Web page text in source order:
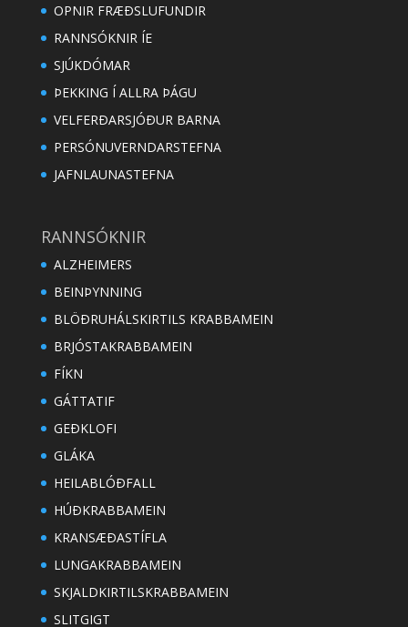
OPNIR FRÆÐSLUFUNDIR
RANNSÓKNIR ÍE
SJÚKDÓMAR
ÞEKKING Í ALLRA ÞÁGU
VELFERÐARSJÓÐUR BARNA
PERSÓNUVERNDARSTEFNA
JAFNLAUNASTEFNA
RANNSÓKNIR
ALZHEIMERS
BEINÞYNNING
BLÖÐRUHÁLSKIRTILS KRABBAMEIN
BRJÓSTAKRABBAMEIN
FÍKN
GÁTTATIF
GEÐKLOFI
GLÁKA
HEILABLÓÐFALL
HÚÐKRABBAMEIN
KRANSÆÐASTÍFLA
LUNGAKRABBAMEIN
SKJALDKIRTILSKRABBAMEIN
SLITGIGT